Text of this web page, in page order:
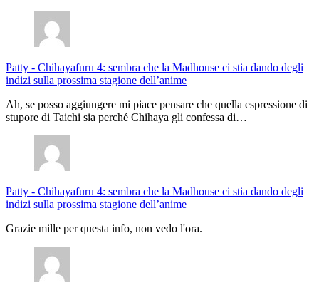
Patty - Chihayafuru 4: sembra che la Madhouse ci stia dando degli
indizi sulla prossima stagione dell’anime
Ah, se posso aggiungere mi piace pensare che quella espressione di
stupore di Taichi sia perché Chihaya gli confessa di…
Patty - Chihayafuru 4: sembra che la Madhouse ci stia dando degli
indizi sulla prossima stagione dell’anime
Grazie mille per questa info, non vedo l'ora.